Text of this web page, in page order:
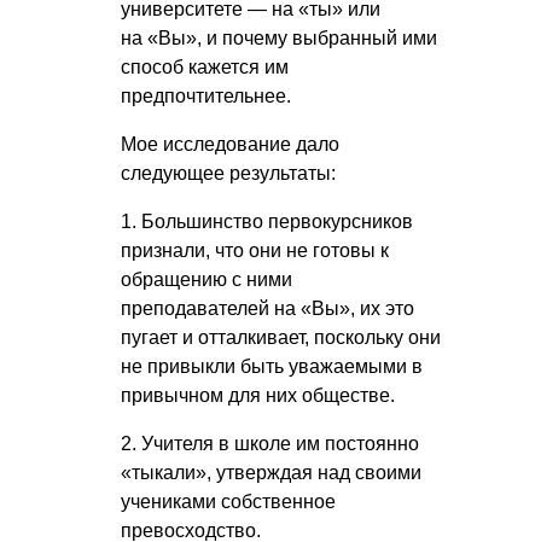
университете — на «ты» или
на «Вы», и почему выбранный ими
способ кажется им
предпочтительнее.
Мое исследование дало
следующее результаты:
1. Большинство первокурсников
признали, что они не готовы к
обращению с ними
преподавателей на «Вы», их это
пугает и отталкивает, поскольку они
не привыкли быть уважаемыми в
привычном для них обществе.
2. Учителя в школе им постоянно
«тыкали», утверждая над своими
учениками собственное
превосходство.